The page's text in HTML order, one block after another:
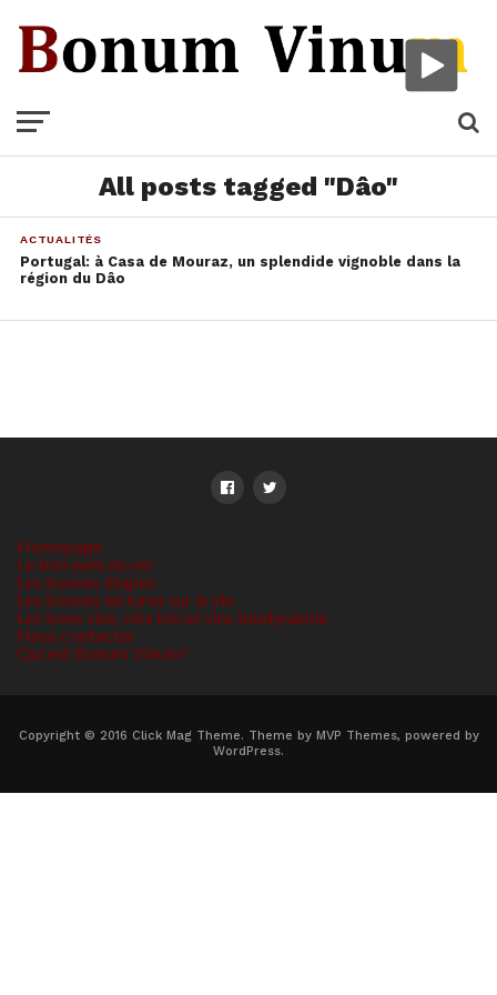
All posts tagged "Dâo"
ACTUALITÉS
Portugal: à Casa de Mouraz, un splendide vignoble dans la
région du Dâo
Homepage
Le bon web du vin
Les bonnes étapes
Les bonnes lectures sur le vin
Les bons vins, vins bio et vins biodynamie
Nous contacter
Qui est Bonum Vinum?
Copyright © 2016 Click Mag Theme. Theme by MVP Themes, powered by
WordPress.